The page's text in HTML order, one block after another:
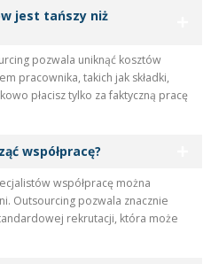
jest tańszy niż
pozwala uniknąć kosztów
pracownika, takich jak składki,
płacisz tylko za faktyczną pracę
współpracę?
współpracę można
Outsourcing pozwala znacznie
rekrutacji, która może